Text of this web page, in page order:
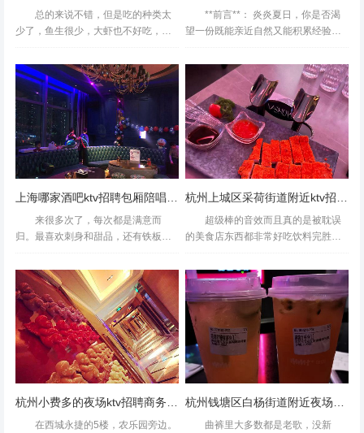
有免费的爆米花和饮料环境还可以唱歌音效勉强吧一如既往
的好～只是唱歌時間太短～杭州收入高的ktv招聘包厢公主,
好上班吗？
总的来说不错，但是吃的种类太
少了，鱼生很少，大虾也不好吃，去
的淘宝买东西送了一张免费券，去了
服务台说可以，但是到了房间唱了没
多久就有服务员进来，说是要和...
**前言**： 炎炎夏日，你是否渴
望一份既能亲近自然又能积累经验的
城市，**苗木基地**正成为大学生暑假
求职的热门选择。这里不仅有清新的
空气和盎然的...
来很多次了，每次都是满意而
归。最喜欢刺身和甜品，还有铁板
奖，配备齐全，干净。环境不错音响
可以自助除了无饮料也还行不过竟然
没有fantasticbaby上海...
超级棒的音效而且真的是被耽误
的美食店东西都非常好吃饮料完胜某
铃服务员马上来厕所的电动隔垫对女
生太友好了吧想经常去吃吃吃哈哈哈
没吃完还打包了回到家继续享受...
杭州小费多的夜场ktv招聘商务礼仪,夜场KTV小费一般是给多少
在西城永捷的5楼，农乐园旁边。
杭州钱塘区白杨街道附近夜场招聘商务接待,怎么面试
曲裤里大多数都是老歌，没新